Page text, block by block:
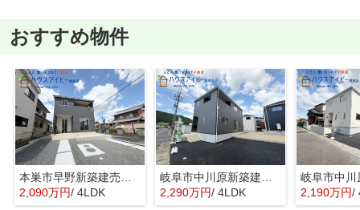
おすすめ物件
本巣市早野新築建売限定1邸！モレラ岐阜まで徒歩5分！お買い物便利♪最寄りの駅まで徒歩8分です♪
2,090万円/ 4LDK
岐阜市中川原新築建売全4棟！お車並列3台可能！長良東小学校区！広めのインナーバルコニー！
2,290万円/ 4LDK 2,190万円/